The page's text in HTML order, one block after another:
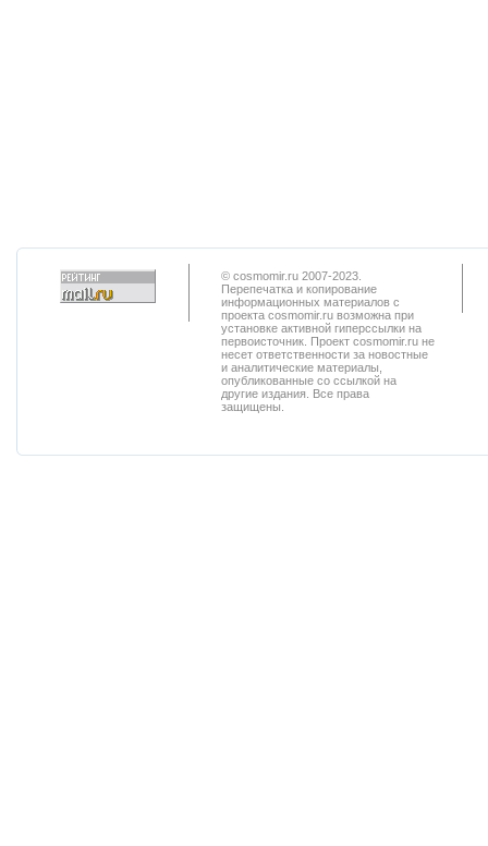
© cosmomir.ru 2007-2023.
Перепечатка и копирование
информационных материалов с
проекта cosmomir.ru возможна при
установке активной гиперссылки на
первоисточник. Проект cosmomir.ru не
несет ответственности за новостные
и аналитические материалы,
опубликованные со ссылкой на
другие издания. Все права
защищены.